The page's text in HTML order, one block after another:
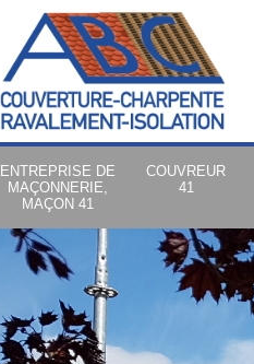
ENTREPRISE DE
MAÇONNERIE,
MAÇON 41
COUVREUR
41